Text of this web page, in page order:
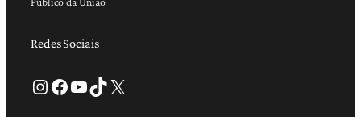
Redes Sociais
Instagram Facebook Youtube TikTok X